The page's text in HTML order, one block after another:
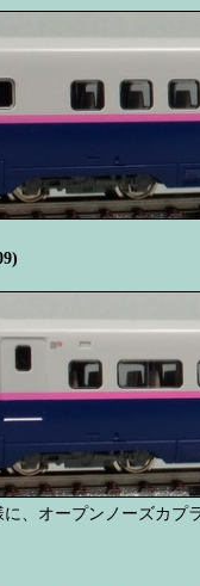
、オープンノーズカプ